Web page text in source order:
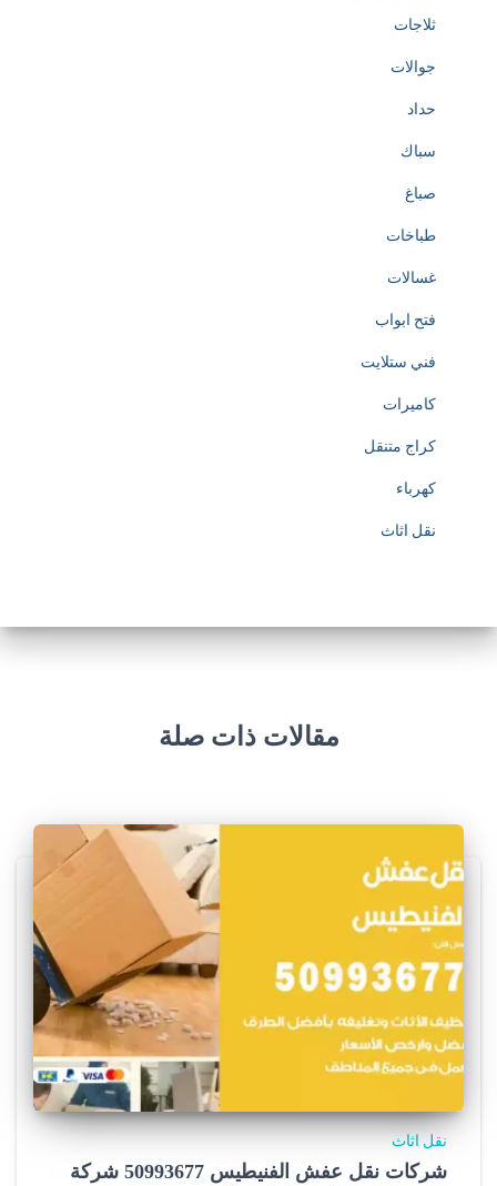
ثلاجات
جوالات
حداد
سباك
صباغ
طباخات
غسالات
فتح ابواب
فني ستلايت
كاميرات
كراج متنقل
كهرباء
نقل اثاث
مقالات ذات صلة
نقل اثاث
شركات نقل عفش الفنيطيس 50993677 شركة